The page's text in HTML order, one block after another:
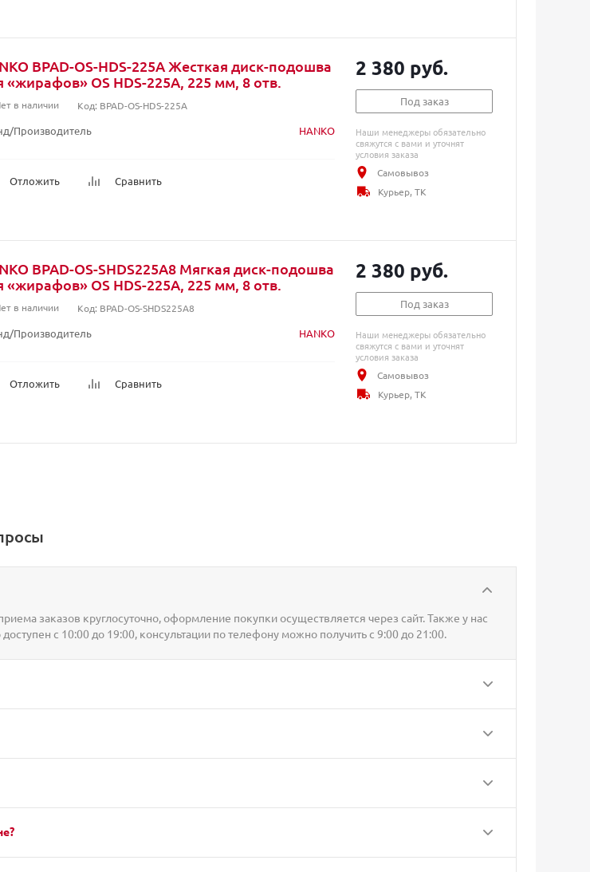
BPAD-OS-HDS-225A Жесткая диск-подошва
«жирафов» OS HDS-225A, 225 мм, 8 отв.
в наличии Код: BPAD-OS-HDS-225A
Производитель HANKO
Отложить Сравнить
2 380 руб.
Под заказ
Наши менеджеры обязательно
свяжутся с вами и уточнят
условия заказа
Самовывоз
Курьер, ТК
BPAD-OS-SHDS225A8 Мягкая диск-подошва
«жирафов» OS HDS-225A, 225 мм, 8 отв.
в наличии Код: BPAD-OS-SHDS225A8
Производитель HANKO
Отложить Сравнить
2 380 руб.
Под заказ
Наши менеджеры обязательно
свяжутся с вами и уточнят
условия заказа
Самовывоз
Курьер, ТК
заказов круглосуточно, оформление покупки осуществляется через сайт. Также у нас
с 10:00 до 19:00, консультации по телефону можно получить с 9:00 до 21:00.